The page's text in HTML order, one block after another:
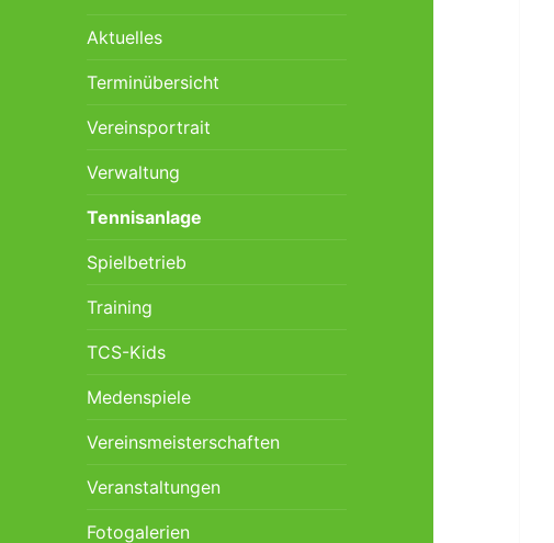
Aktuelles
Terminübersicht
Vereinsportrait
Verwaltung
Tennisanlage
Spielbetrieb
Training
TCS-Kids
Medenspiele
Vereinsmeisterschaften
Veranstaltungen
Fotogalerien